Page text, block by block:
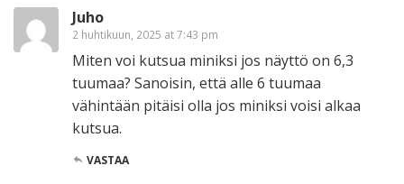
Juho
2 huhtikuun, 2025 at 7:43 pm
Miten voi kutsua miniksi jos näyttö on 6,3
tuumaa? Sanoisin, että alle 6 tuumaa
vähintään pitäisi olla jos miniksi voisi alkaa
kutsua.
VASTAA